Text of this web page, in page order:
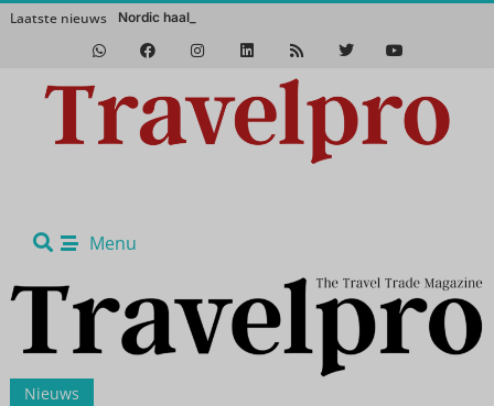
Laatste nieuws Nordic haalt het magisc
Menu
Nieuws